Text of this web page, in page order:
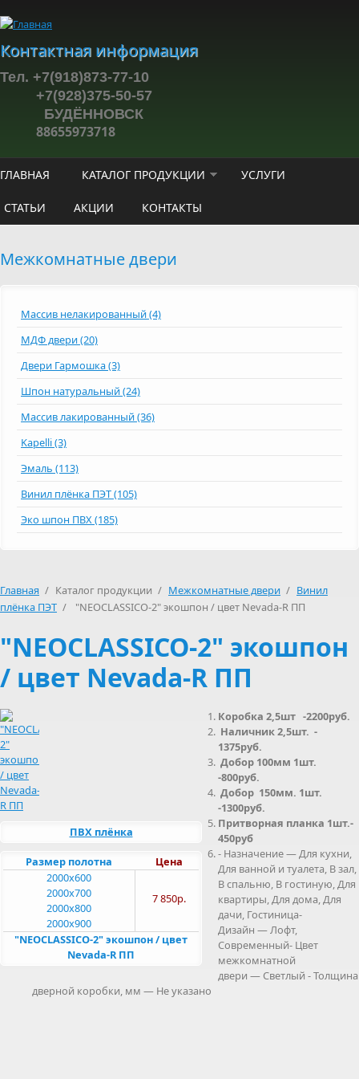
Контактная информация
Тел. +7(918)873-77-10
+7(928)375-50-57
БУДЁННОВСК
88655973718
ГЛАВНАЯ КАТАЛОГ ПРОДУКЦИИ УСЛУГИ
СТАТЬИ АКЦИИ КОНТАКТЫ
Межкомнатные двери
Массив нелакированный (4)
МДФ двери (20)
Двери Гармошка (3)
Шпон натуральный (24)
Массив лакированный (36)
Kapelli (3)
Эмаль (113)
Винил плёнка ПЭТ (105)
Эко шпон ПВХ (185)
Главная / Каталог продукции / Межкомнатные двери / Винил
плёнка ПЭТ / "NEOCLASSICO-2" экошпон / цвет Nevada-R ПП
"NEOCLASSICO-2" экошпон
/ цвет Nevada-R ПП
ПВХ плёнка
Цена
Размер полотна
7 850р.
2000x600
2000x700
2000x800
2000x900
"NEOCLASSICO-2" экошпон / цвет
Nevada-R ПП
Коробка 2,5шт -2200руб.
Наличник 2,5шт. -
1375руб.
Добор 100мм 1шт.
-800руб.
Добор 150мм. 1шт.
-1300руб.
Притворная планка 1шт.-
450руб
- Назначение — Для кухни,
Для ванной и туалета, В зал,
В спальню, В гостиную, Для
квартиры, Для дома, Для
дачи, Гостиница-
Дизайн — Лофт,
Современный- Цвет
межкомнатной
двери — Светлый - Толщина
дверной коробки, мм — Не указано